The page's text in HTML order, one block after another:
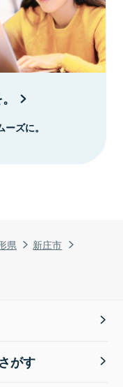
県
新庄市
ズに。
がす